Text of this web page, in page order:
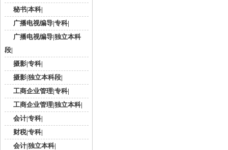
秘书|本科|
广播电视编导|专科|
广播电视编导|独立本科
段|
摄影|专科|
摄影|独立本科段|
工商企业管理|专科|
工商企业管理|独立本科|
会计|专科|
财税|专科|
会计|独立本科|